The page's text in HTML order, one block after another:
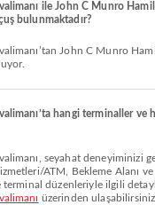
ile John C Munro
bulunmaktadır?
hangi terminaller ve
ATM, Bekleme Alanı
terminal düzenleriyle ilgili
üzerinden ulaşabilirsiniz.